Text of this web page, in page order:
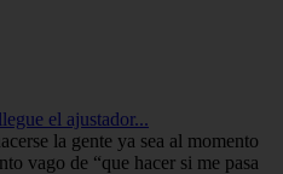
el ajustador...
la gente ya sea al momento
vago de “que hacer si me pasa